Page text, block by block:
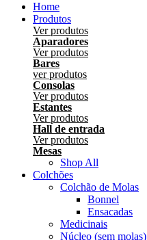
Home
Produtos
Ver produtos
Aparadores
Ver produtos
Bares
ver produtos
Consolas
Ver produtos
Estantes
Ver produtos
Hall de entrada
Ver produtos
Mesas
Shop All
Colchões
Colchão de Molas
Bonnel
Ensacadas
Medicinais
Núcleo (sem molas)